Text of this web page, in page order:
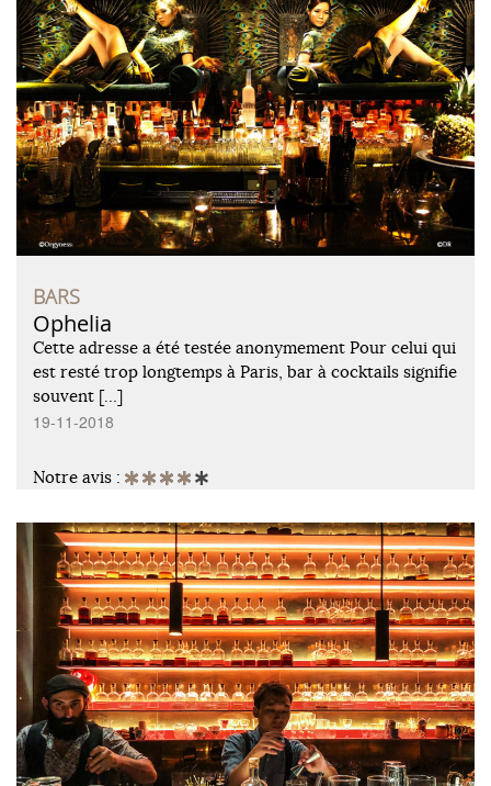
BARS
Ophelia
Cette adresse a été testée anonymement Pour celui qui
est resté trop longtemps à Paris, bar à cocktails signifie
souvent […]
19-11-2018
Notre avis :